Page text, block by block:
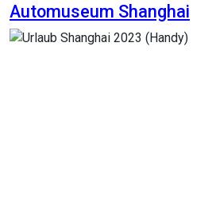
Automuseum Shanghai